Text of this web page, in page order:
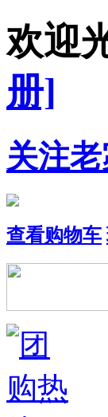
欢迎
册]
关注
查看购物车